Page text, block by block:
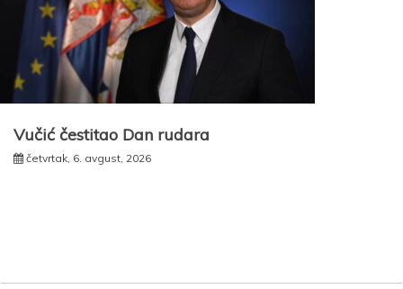
Vučić čestitao Dan rudara
četvrtak, 6. avgust, 2026